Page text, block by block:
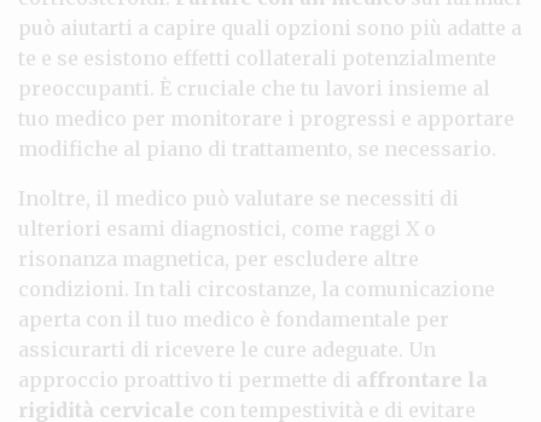
può aiutarti a capire quali opzioni sono più adatte a
te e se esistono effetti collaterali potenzialmente
preoccupanti. È cruciale che tu lavori insieme al
tuo medico per monitorare i progressi e apportare
modifiche al piano di trattamento, se necessario.
Inoltre, il medico può valutare se necessiti di
ulteriori esami diagnostici, come raggi X o
risonanza magnetica, per escludere altre
condizioni. In tali circostanze, la comunicazione
aperta con il tuo medico è fondamentale per
assicurarti di ricevere le cure adeguate. Un
approccio proattivo ti permette di affrontare la
rigidità cervicale con tempestività e di evitare